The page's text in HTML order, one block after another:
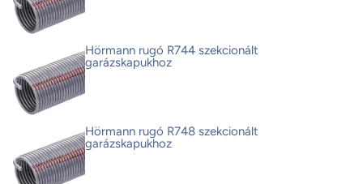
Hörmann rugó R744 szekcionált
garázskapukhoz
Hörmann rugó R748 szekcionált
garázskapukhoz